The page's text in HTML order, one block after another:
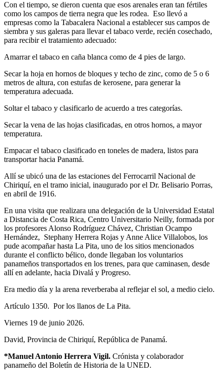
Con el tiempo, se dieron cuenta que esos arenales eran tan fértiles
como los campos de tierra negra que les rodea. Eso llevó a
empresas como la Tabacalera Nacional a establecer sus campos de
siembra y sus galeras para llevar el tabaco verde, recién cosechado,
para recibir el tratamiento adecuado:
Amarrar el tabaco en caña blanca como de 4 pies de largo.
Secar la hoja en hornos de bloques y techo de zinc, como de 5 o 6
metros de altura, con estufas de kerosene, para generar la
temperatura adecuada.
Soltar el tabaco y clasificarlo de acuerdo a tres categorías.
Secar la vena de las hojas clasificadas, en otros hornos, a mayor
temperatura.
Empacar el tabaco clasificado en toneles de madera, listos para
transportar hacia Panamá.
Allí se ubicó una de las estaciones del Ferrocarril Nacional de
Chiriquí, en el tramo inicial, inaugurado por el Dr. Belisario Porras,
en abril de 1916.
En una visita que realizara una delegación de la Universidad Estatal
a Distancia de Costa Rica, Centro Universitario Neilly, formada por
los profesores Alonso Rodríguez Chávez, Christian Ocampo
Hernández, Stephany Herrera Rojas y Anne Alice Villalobos, los
pude acompañar hasta La Pita, uno de los sitios mencionados
durante el conflicto bélico, donde llegaban los voluntarios
panameños transportados en los trenes, para que caminasen, desde
allí en adelante, hacia Divalá y Progreso.
Era medio día y la arena reverberaba al reflejar el sol, a medio cielo.
Artículo 1350. Por los llanos de La Pita.
Viernes 19 de junio 2026.
David, Provincia de Chiriquí, República de Panamá.
*Manuel Antonio Herrera Vigil. Crónista y colaborador
panameño del Boletín de Historia de la UNED.